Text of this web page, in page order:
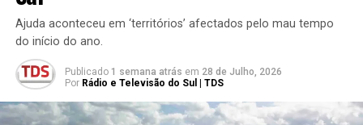
Ajuda aconteceu em ‘territórios’ afectados pelo mau tempo
do início do ano.
Publicado 1 semana atrás em 28 de Julho, 2026
Por Rádio e Televisão do Sul | TDS